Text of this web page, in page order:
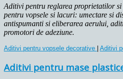
Aditivi pentru reglarea proprietatilor si
pentru vopsele si lacuri: umectare si
antispumanti si eliberarea aerului,
promotori de adeziune.
Aditivi pentru vopsele decorative Aditivi
Aditivi pentru mase